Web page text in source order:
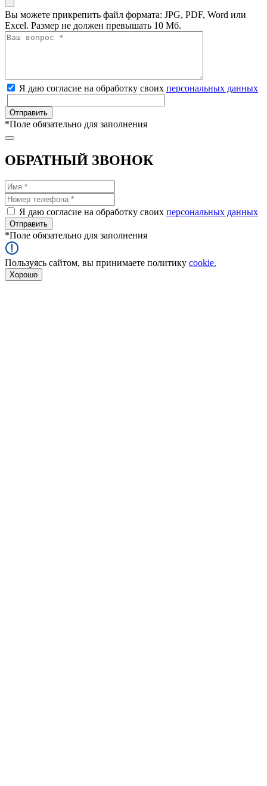
Вы можете прикрепить файл формата: JPG, PDF, Word или
Excel. Размер не должен превышать 10 Мб.
Я даю согласие на обработку своих персональных данных
*Поле обязательно для заполнения
ОБРАТНЫЙ ЗВОНОК
Я даю согласие на обработку своих персональных данных
*Поле обязательно для заполнения
Пользуясь сайтом, вы принимаете политику cookie.
Хорошо